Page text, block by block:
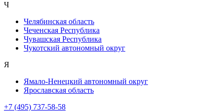
Ч
Челябинская область
Чеченская Республика
Чувашская Республика
Чукотский автономный округ
Я
Ямало-Ненецкий автономный округ
Ярославская область
+7 (495) 737-58-58